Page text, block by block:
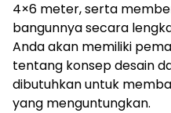
4×6 meter, serta
bangunnya secara
Anda akan memiliki
tentang konsep desain
dibutuhkan untuk
yang menguntungkan.